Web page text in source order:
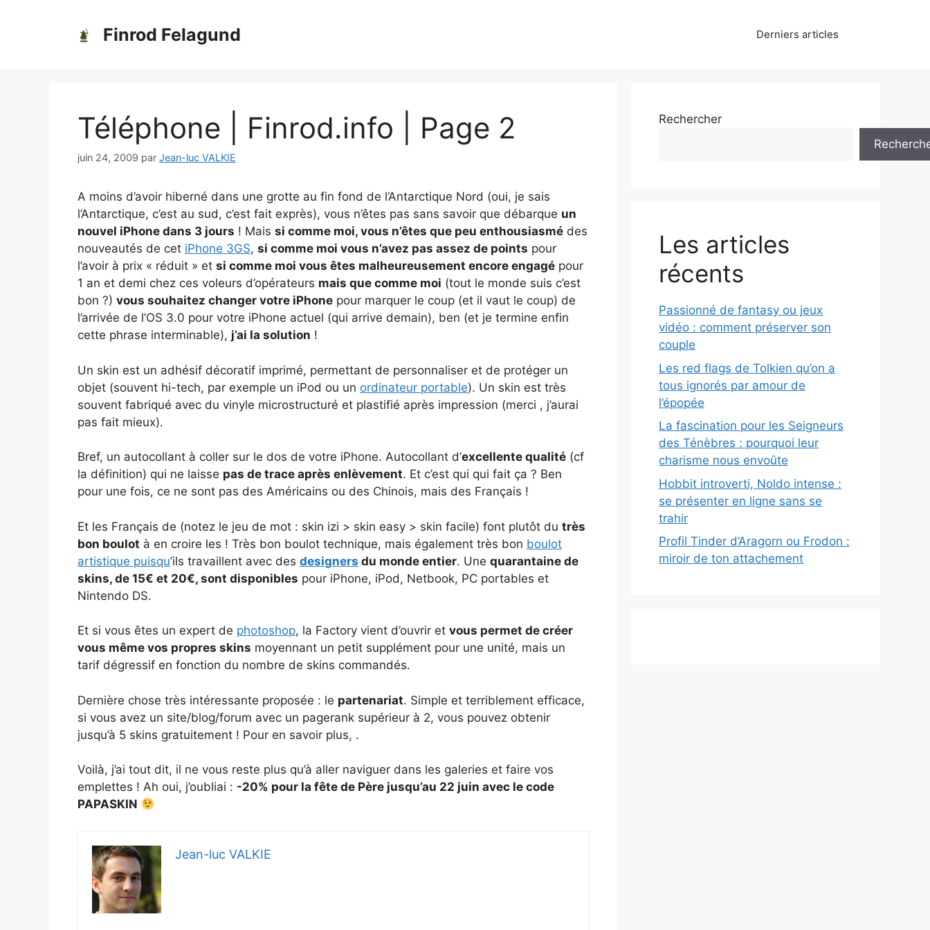
Finrod Felagund Derniers articles
Téléphone | Finrod.info | Page 2
juin 24, 2009 par Jean-luc VALKIE
A moins d’avoir hiberné dans une grotte au fin fond de l’Antarctique Nord (oui, je sais
l’Antarctique, c’est au sud, c’est fait exprès), vous n’êtes pas sans savoir que débarque un
nouvel iPhone dans 3 jours ! Mais si comme moi, vous n’êtes que peu enthousiasmé des
nouveautés de cet iPhone 3GS, si comme moi vous n’avez pas assez de points pour
l’avoir à prix « réduit » et si comme moi vous êtes malheureusement encore engagé pour
1 an et demi chez ces voleurs d’opérateurs mais que comme moi (tout le monde suis c’est
bon ?) vous souhaitez changer votre iPhone pour marquer le coup (et il vaut le coup) de
l’arrivée de l’OS 3.0 pour votre iPhone actuel (qui arrive demain), ben (et je termine enfin
cette phrase interminable), j’ai la solution !
Un skin est un adhésif décoratif imprimé, permettant de personnaliser et de protéger un
objet (souvent hi-tech, par exemple un iPod ou un ordinateur portable). Un skin est très
souvent fabriqué avec du vinyle microstructuré et plastifié après impression (merci , j’aurai
pas fait mieux).
Bref, un autocollant à coller sur le dos de votre iPhone. Autocollant d’excellente qualité (cf
la définition) qui ne laisse pas de trace après enlèvement. Et c’est qui qui fait ça ? Ben
pour une fois, ce ne sont pas des Américains ou des Chinois, mais des Français !
Et les Français de (notez le jeu de mot : skin izi > skin easy > skin facile) font plutôt du très
bon boulot à en croire les ! Très bon boulot technique, mais également très bon boulot
artistique puisqu’ils travaillent avec des designers du monde entier. Une quarantaine de
skins, de 15€ et 20€, sont disponibles pour iPhone, iPod, Netbook, PC portables et
Nintendo DS.
Et si vous êtes un expert de photoshop, la Factory vient d’ouvrir et vous permet de créer
vous même vos propres skins moyennant un petit supplément pour une unité, mais un
tarif dégressif en fonction du nombre de skins commandés.
Dernière chose très intéressante proposée : le partenariat. Simple et terriblement efficace,
si vous avez un site/blog/forum avec un pagerank supérieur à 2, vous pouvez obtenir
jusqu’à 5 skins gratuitement ! Pour en savoir plus, .
Voilà, j’ai tout dit, il ne vous reste plus qu’à aller naviguer dans les galeries et faire vos
emplettes ! Ah oui, j’oubliai : -20% pour la fête de Père jusqu’au 22 juin avec le code
PAPASKIN
Jean-luc VALKIE
Rechercher
Les articles
récents
Passionné de fantasy ou jeux
vidéo : comment préserver son
couple
Les red flags de Tolkien qu’on a
tous ignorés par amour de
l’épopée
La fascination pour les Seigneurs
des Ténèbres : pourquoi leur
charisme nous envoûte
Hobbit introverti, Noldo intense :
se présenter en ligne sans se
trahir
Profil Tinder d’Aragorn ou Frodon :
miroir de ton attachement